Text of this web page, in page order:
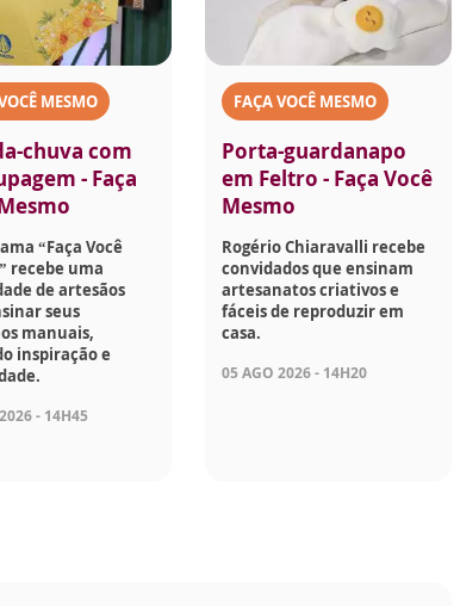
MESMO
chuva com
- Faça
“Faça Você
recebe uma
de artesãos
seus
manuais,
inspiração e
- 14H45
FAÇA VOCÊ MESMO
Porta-guardanapo
em Feltro - Faça Você
Mesmo
Rogério Chiaravalli recebe
convidados que ensinam
artesanatos criativos e
fáceis de reproduzir em
casa.
05 AGO 2026 - 14H20